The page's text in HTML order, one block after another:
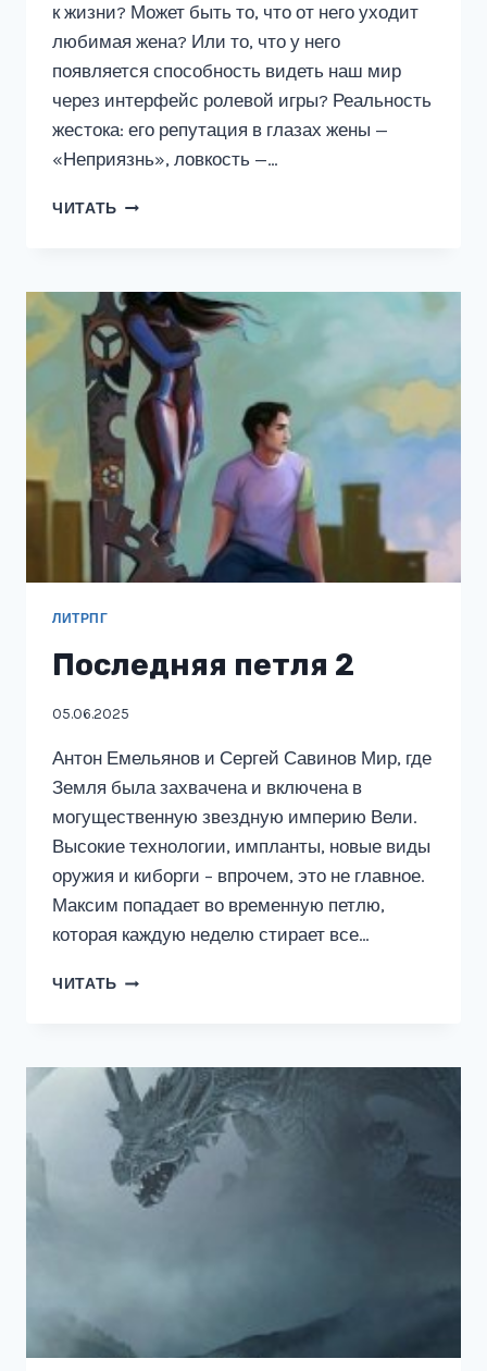
к жизни? Может быть то, что от него уходит
любимая жена? Или то, что у него
появляется способность видеть наш мир
через интерфейс ролевой игры? Реальность
жестока: его репутация в глазах жены —
«Неприязнь», ловкость —…
ЧИТАТЬ LEVEL
ЛИТРПГ
Последняя петля 2
05.06.2025
Антон Емельянов и Сергей Савинов Мир, где
Земля была захвачена и включена в
могущественную звездную империю Вели.
Высокие технологии, импланты, новые виды
оружия и киборги – впрочем, это не главное.
Максим попадает во временную петлю,
которая каждую неделю стирает все…
ЧИТАТЬ ПОСЛЕДНЯЯ